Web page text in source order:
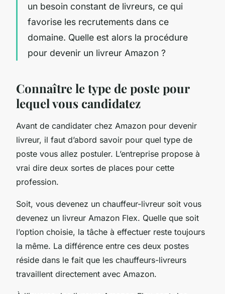
un besoin constant de livreurs, ce qui
favorise les recrutements dans ce
domaine. Quelle est alors la procédure
pour devenir un livreur Amazon ?
Connaître le type de poste pour
lequel vous candidatez
Avant de candidater chez Amazon pour devenir
livreur, il faut d’abord savoir pour quel type de
poste vous allez postuler. L’entreprise propose à
vrai dire deux sortes de places pour cette
profession.
Soit, vous devenez un chauffeur-livreur soit vous
devenez un livreur Amazon Flex. Quelle que soit
l’option choisie, la tâche à effectuer reste toujours
la même. La différence entre ces deux postes
réside dans le fait que les chauffeurs-livreurs
travaillent directement avec Amazon.